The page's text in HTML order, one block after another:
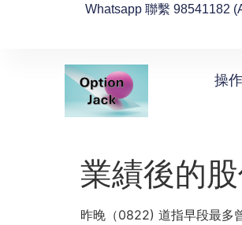
Whatsapp 聯繫 98541182
操
業績後的
昨晚（0822) 道指早段最多